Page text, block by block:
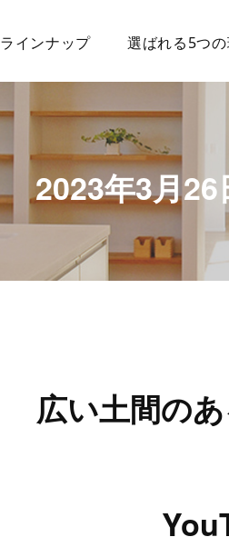
2023年3月
広い土間の
ラインナップ 選ばれる5つ